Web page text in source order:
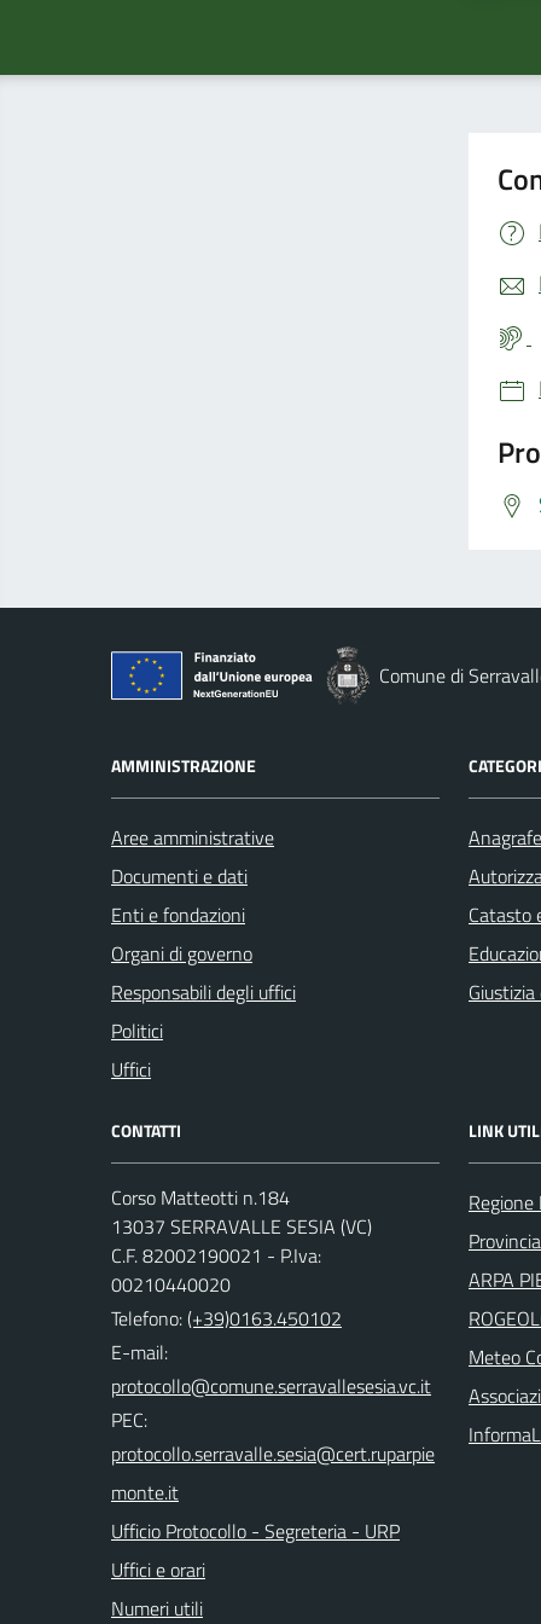
Comune di
AMMINISTRAZIONE
Aree amministrative
Documenti e dati
Enti e fondazioni
Organi di governo
Responsabili degli uffici
Politici
Uffici
Catasto
CONTATTI
Corso Matteotti n.184
13037 SERRAVALLE SESIA (VC)
C.F. 82002190021 - P.Iva:
00210440020
Telefono:(+39)0163.450102
E-mail:
PEC:
Ufficio Protocollo - Segreteria - URP
Uffici e orari
Numeri utili
LINK
ARPA
Meteo